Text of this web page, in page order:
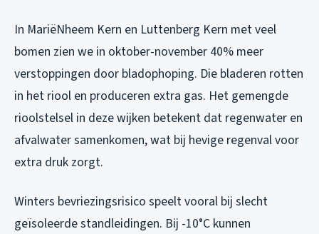
In MariëNheem Kern en Luttenberg Kern met veel
bomen zien we in oktober-november 40% meer
verstoppingen door bladophoping. Die bladeren rotten
in het riool en produceren extra gas. Het gemengde
rioolstelsel in deze wijken betekent dat regenwater en
afvalwater samenkomen, wat bij hevige regenval voor
extra druk zorgt.
Winters bevriezingsrisico speelt vooral bij slecht
geïsoleerde standleidingen. Bij -10°C kunnen